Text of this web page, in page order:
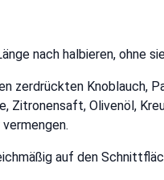
nach halbieren, ohne
zerdrückten Knoblauch,
Zitronensaft, Olivenöl,
auf den